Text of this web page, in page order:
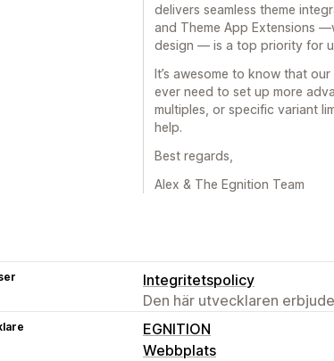
delivers seamless theme
and Theme App Extensions
design — is a top priority for
It’s awesome to know that
ever need to set up more
multiples, or specific variant
help.
Best regards,
Alex & The Egnition Team
Integritetspolicy
Den här utvecklaren
EGNITION
Webbplats